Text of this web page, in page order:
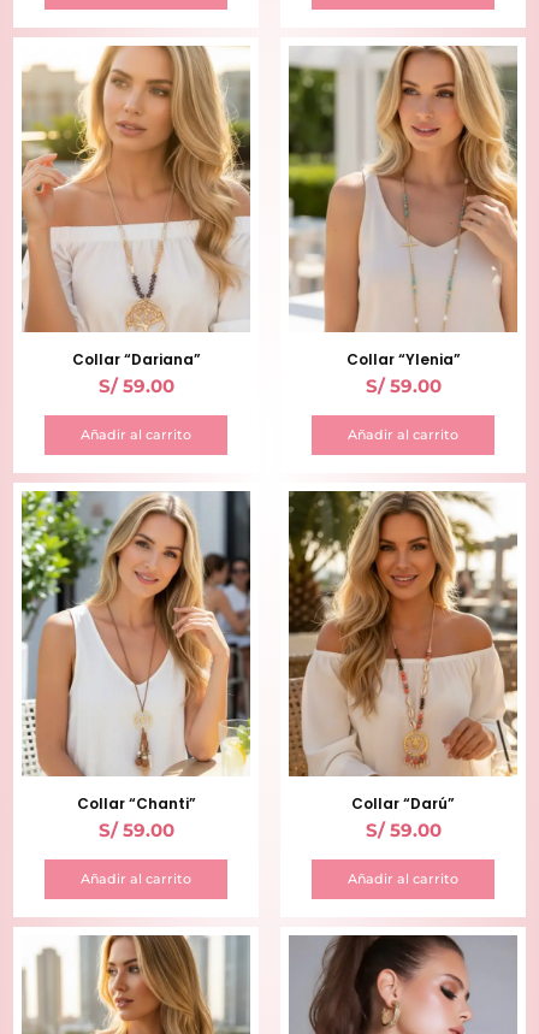
Collar “Dariana”
S/59.00
Añadir al carrito
Collar “Ylenia”
S/59.00
Añadir al carrito
Collar “Chanti”
S/59.00
Añadir al carrito
Collar “Darú”
S/59.00
Añadir al carrito